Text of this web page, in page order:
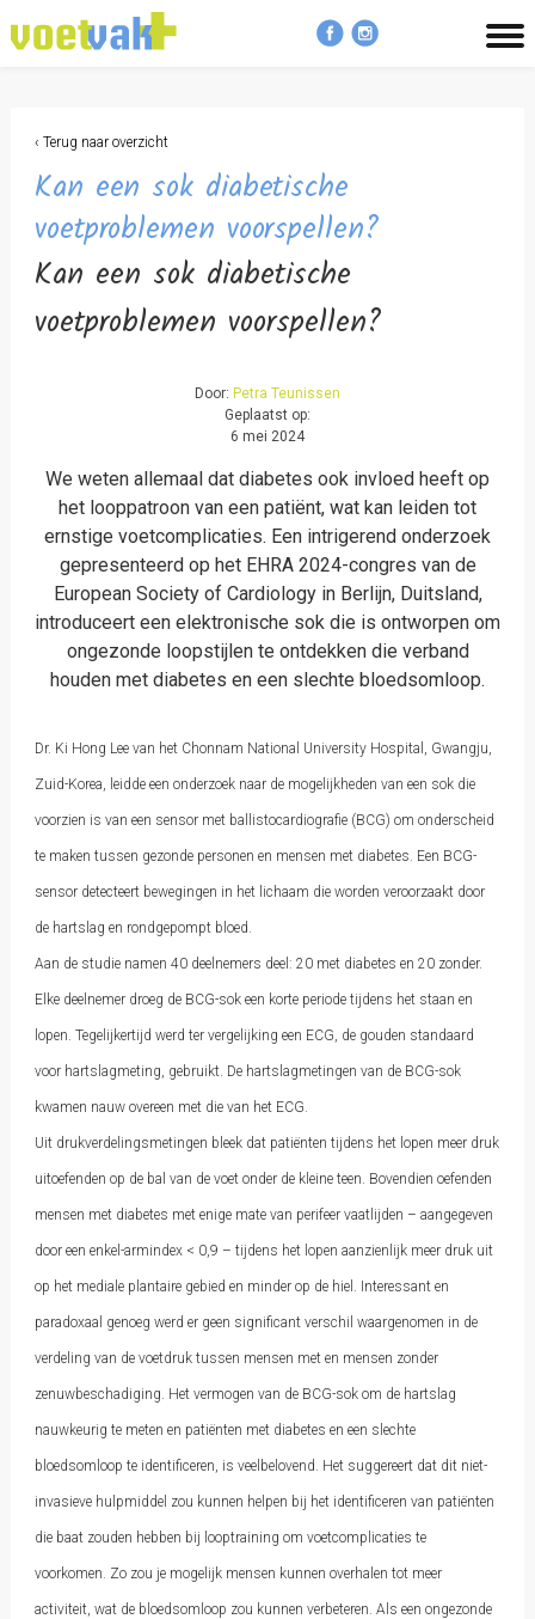
Kan een sok diabetische
voetproblemen voorspellen?
‹ Terug naar overzicht
Kan een sok diabetische
voetproblemen voorspellen?
Door: Petra Teunissen
Geplaatst op:
6 mei 2024
We weten allemaal dat diabetes ook invloed heeft op
het looppatroon van een patiënt, wat kan leiden tot
ernstige voetcomplicaties. Een intrigerend onderzoek
gepresenteerd op het EHRA 2024-congres van de
European Society of Cardiology in Berlijn, Duitsland,
introduceert een elektronische sok die is ontworpen om
ongezonde loopstijlen te ontdekken die verband
houden met diabetes en een slechte bloedsomloop.
Dr. Ki Hong Lee van het Chonnam National University Hospital, Gwangju,
Zuid-Korea, leidde een onderzoek naar de mogelijkheden van een sok die
voorzien is van een sensor met ballistocardiografie (BCG) om onderscheid
te maken tussen gezonde personen en mensen met diabetes. Een BCG-
sensor detecteert bewegingen in het lichaam die worden veroorzaakt door
de hartslag en rondgepompt bloed.
Aan de studie namen 40 deelnemers deel: 20 met diabetes en 20 zonder.
Elke deelnemer droeg de BCG-sok een korte periode tijdens het staan en
lopen. Tegelijkertijd werd ter vergelijking een ECG, de gouden standaard
voor hartslagmeting, gebruikt. De hartslagmetingen van de BCG-sok
kwamen nauw overeen met die van het ECG.
Uit drukverdelingsmetingen bleek dat patiënten tijdens het lopen meer druk
uitoefenden op de bal van de voet onder de kleine teen. Bovendien oefenden
mensen met diabetes met enige mate van perifeer vaatlijden – aangegeven
door een enkel-armindex < 0,9 – tijdens het lopen aanzienlijk meer druk uit
op het mediale plantaire gebied en minder op de hiel. Interessant en
paradoxaal genoeg werd er geen significant verschil waargenomen in de
verdeling van de voetdruk tussen mensen met en mensen zonder
zenuwbeschadiging. Het vermogen van de BCG-sok om de hartslag
nauwkeurig te meten en patiënten met diabetes en een slechte
bloedsomloop te identificeren, is veelbelovend. Het suggereert dat dit niet-
invasieve hulpmiddel zou kunnen helpen bij het identificeren van patiënten
die baat zouden hebben bij looptraining om voetcomplicaties te
voorkomen. Zo zou je mogelijk mensen kunnen overhalen tot meer
activiteit, wat de bloedsomloop zou kunnen verbeteren. Als een ongezonde